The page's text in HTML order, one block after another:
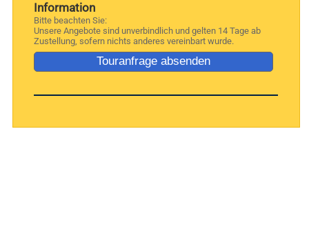
Information
Bitte beachten Sie:
Unsere Angebote sind unverbindlich und gelten 14 Tage ab
Zustellung, sofern nichts anderes vereinbart wurde.